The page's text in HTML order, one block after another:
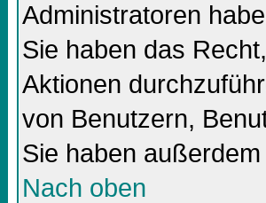
Administratoren
Sie haben das
Aktionen
von Benutzern,
Sie haben
Nach oben